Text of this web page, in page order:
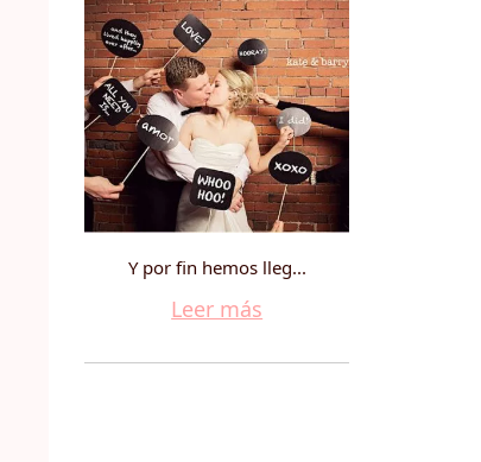
Y por fin hemos lleg...
Leer más